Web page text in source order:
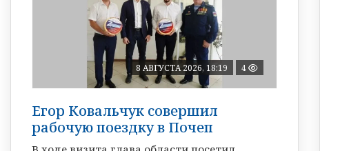
8 АВГУСТА 2026, 18:19 4
Егор Ковальчук совершил
рабочую поездку в Почеп